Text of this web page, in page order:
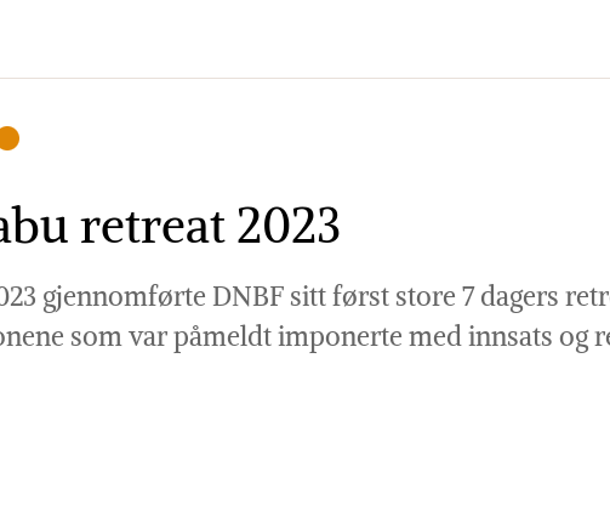
retreat 2023
gjennomførte DNBF sitt først store 7 dagers
som var påmeldt imponerte med innsats og